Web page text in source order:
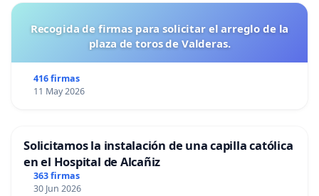
Recogida de firmas para solicitar el arreglo de la
plaza de toros de Valderas.
416 firmas
11 May 2026
Solicitamos la instalación de una capilla católica
en el Hospital de Alcañiz
363 firmas
30 Jun 2026